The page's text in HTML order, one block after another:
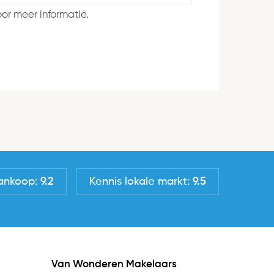
meer informatie.
9.2 Kennis lokale markt: 9.5
Van Wonderen Makelaars